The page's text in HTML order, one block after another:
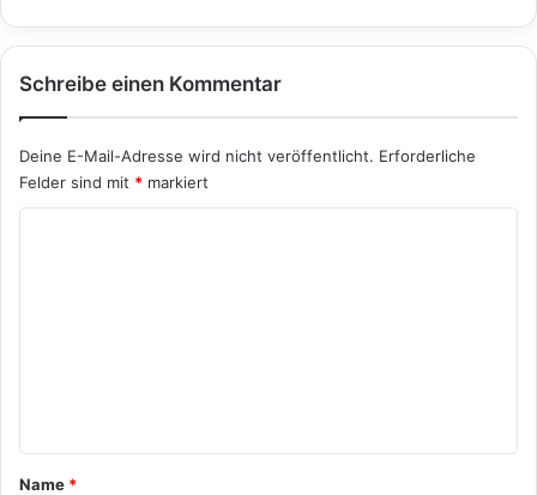
Schreibe einen Kommentar
Deine E-Mail-Adresse wird nicht veröffentlicht. Erforderliche
Felder sind mit * markiert
a
Name *